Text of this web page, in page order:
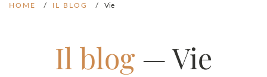
HOME / IL BLOG / Vie
Il blog — Vie